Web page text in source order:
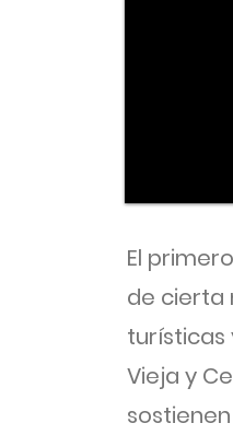
El
de cierta
turísticas
Vieja y